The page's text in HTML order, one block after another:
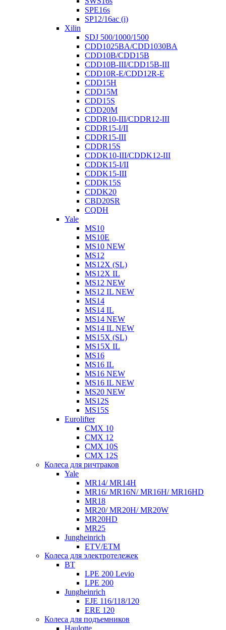
SPE16s
SP12/16ac (i)
Xilin
SDJ 500/1000/1500
CDD1025BA/CDD1030BA
CDD10B/CDD15B
CDD10B-III/CDD15B-III
CDD10R-E/CDD12R-E
CDD15H
CDD15M
CDD15S
CDD20M
CDDR10-III/CDDR12-III
CDDR15-I/II
CDDR15-III
CDDR15S
CDDK10-III/CDDK12-III
CDDK15-I/II
CDDK15-III
CDDK15S
CDDK20
CBD20SR
CQDH
Yale
MS10
MS10E
MS10 NEW
MS12
MS12X (SL)
MS12X IL
MS12 NEW
MS12 IL NEW
MS14
MS14 IL
MS14 NEW
MS14 IL NEW
MS15X (SL)
MS15X IL
MS16
MS16 IL
MS16 NEW
MS16 IL NEW
MS20 NEW
MS12S
MS15S
Eurolifter
CMX 10
CMX 12
CMX 10S
CMX 12S
Колеса для ричтраков
Yale
MR14/ MR14H
MR16/ MR16N/ MR16H/ MR16HD
MR18
MR20/ MR20H/ MR20W
MR20HD
MR25
Jungheinrich
ETV/ETM
Колеса для электротележек
BT
LPE 200 Levio
LPE 200
Jungheinrich
EJE 116/118/120
ERE 120
Колеса для подъемников
Haulotte